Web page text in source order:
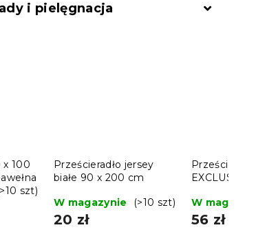
i pielęgnacja
x 100
szt)
Prześcieradło jersey
białe 90 x 200 cm
W magazynie
(>10 szt)
20 zł
EXCLUSIVE
W
56 zł